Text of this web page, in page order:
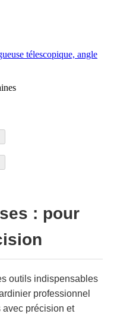
télescopique, angle
: pour
outils indispensables
professionnel
avec précision et